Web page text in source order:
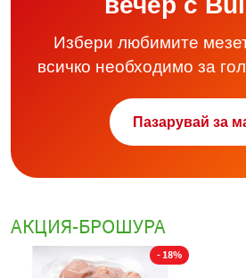
Избери любимите
всичко необходимо за
Пазарувай за
АКЦИЯ-БРОШУРА
- 18%